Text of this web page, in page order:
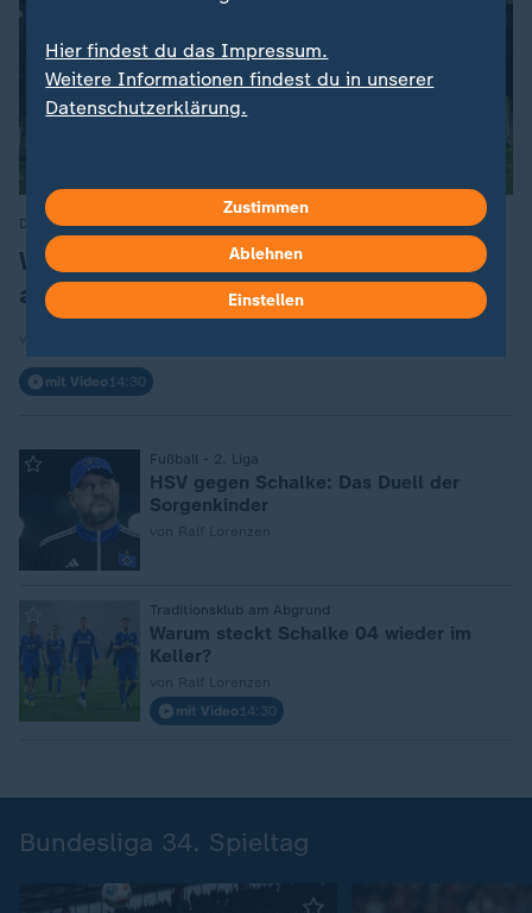
Das Fußball-Unterhaus staunt
:
Wie Elversberg die 2. Bundesliga
aufmischt
mit Video 14:30
Fußball - 2. Liga
HSV gegen Schalke: Das Duell der
Sorgenkinder
Traditionsklub am Abgrund
Warum steckt Schalke 04 wieder im
Keller?
mit Video 14:30
Bundesliga 34. Spieltag
Hier findest du das Impressum.
Weitere Informationen findest du in unserer
Datenschutzerklärung.
Zustimmen
Ablehnen
Einstellen